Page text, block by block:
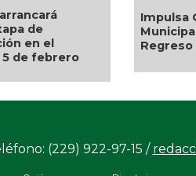
la
Invita
Veracruz a
Artes “Escena
(229) 922-97-15 /